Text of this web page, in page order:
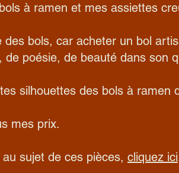
à ramen et mes assiettes
bols, car acheter un bol
poésie, de beauté dans son
silhouettes des bols à ramen
mes prix.
sujet de ces pièces, cliquez ici